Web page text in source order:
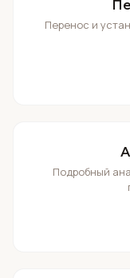
Перенос и
Подробный